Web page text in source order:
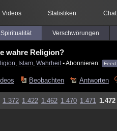
Videos Statistiken Chat
Spiritualität Verschwörungen
wahre Religion?
Islam, Wahrheit▪ Abonnieren: Feed
Beobachten Antworten
1.372 1.422 1.462 1.470 1.471 1.472